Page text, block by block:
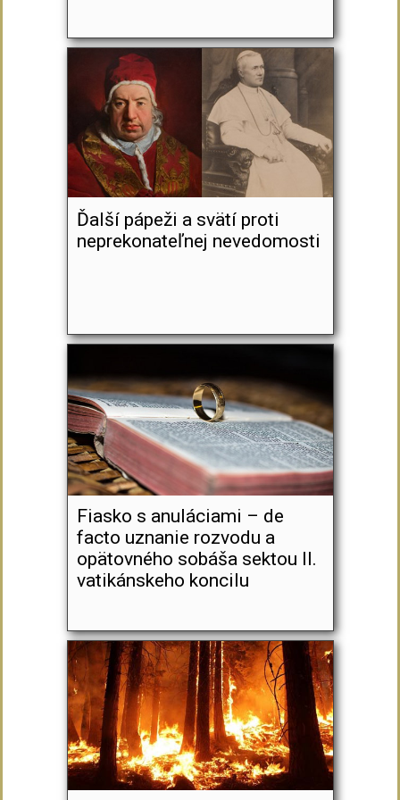
Ďalší pápeži a svätí proti
neprekonateľnej nevedomosti
Fiasko s anuláciami – de
facto uznanie rozvodu a
opätovného sobáša sektou II.
vatikánskeho koncilu